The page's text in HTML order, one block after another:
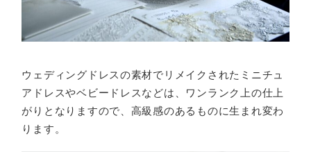
ウェディングドレスの素材でリメイクされたミニチュ
アドレスやベビードレスなどは、ワンランク上の仕上
がりとなりますので、高級感のあるものに生まれ変わ
ります。